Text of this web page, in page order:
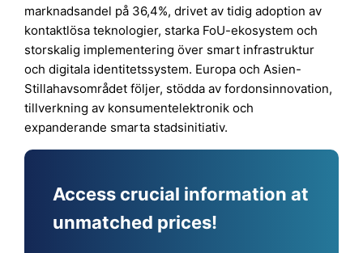
marknadsandel på 36,4%, drivet av tidig adoption av
kontaktlösa teknologier, starka FoU-ekosystem och
storskalig implementering över smart infrastruktur
och digitala identitetssystem. Europa och Asien-
Stillahavsområdet följer, stödda av fordonsinnovation,
tillverkning av konsumentelektronik och
expanderande smarta stadsinitiativ.
Access crucial information at
unmatched prices!